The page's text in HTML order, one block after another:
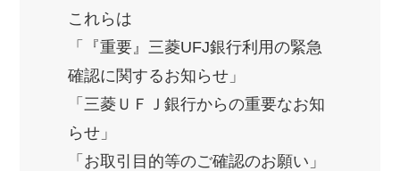
これらは
「『重要』三菱UFJ銀行利用の緊急
確認に関するお知らせ」
「三菱ＵＦＪ銀行からの重要なお知
らせ」
「お取引目的等のご確認のお願い」